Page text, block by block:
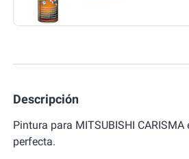
Descripción
Pintura para MITSUBISHI
perfecta.